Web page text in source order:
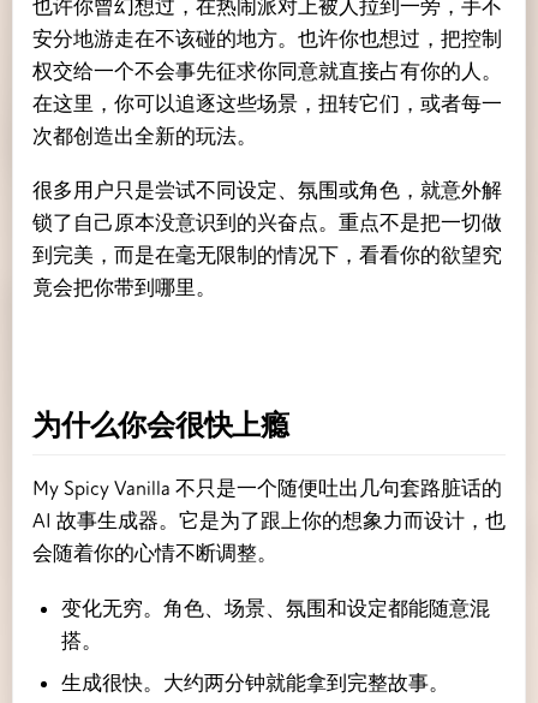
也许你曾幻想过，在热闹派对上被人拉到一旁，手不
安分地游走在不该碰的地方。也许你也想过，把控制
权交给一个不会事先征求你同意就直接占有你的人。
在这里，你可以追逐这些场景，扭转它们，或者每一
次都创造出全新的玩法。
很多用户只是尝试不同设定、氛围或角色，就意外解
锁了自己原本没意识到的兴奋点。重点不是把一切做
到完美，而是在毫无限制的情况下，看看你的欲望究
竟会把你带到哪里。
为什么你会很快上瘾
My Spicy Vanilla 不只是一个随便吐出几句套路脏话的
AI 故事生成器。它是为了跟上你的想象力而设计，也
会随着你的心情不断调整。
变化无穷。角色、场景、氛围和设定都能随意混
搭。
生成很快。大约两分钟就能拿到完整故事。